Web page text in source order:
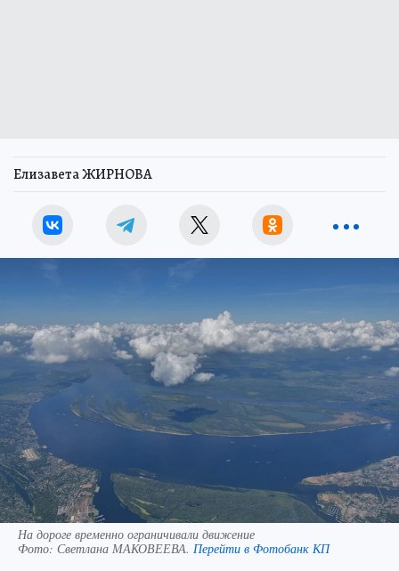
Елизавета ЖИРНОВА
На дороге временно ограничивали движение
Фото: Светлана МАКОВЕЕВА. Перейти в Фотобанк КП